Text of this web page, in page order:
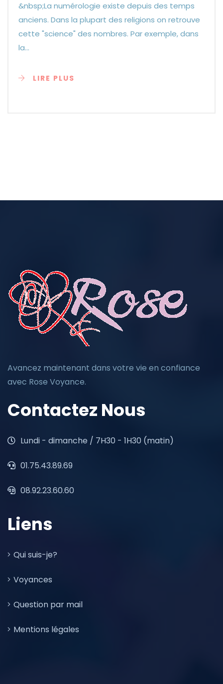
&nbsp;La numérologie existe depuis des temps
anciens. Dans la plupart des religions on retrouve
cette "science" des nombres. Par exemple, dans
la...
LIRE PLUS
Avancez maintenant dans votre vie en confiance
avec Rose Voyance.
Contactez Nous
Lundi - dimanche / 7H30 - 1H30 (matin)
01.75.43.89.69
08.92.23.60.60
Liens
Qui suis-je?
Voyances
Question par mail
Mentions légales